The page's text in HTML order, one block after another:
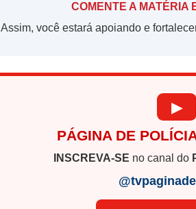
COMENTE A MATÉRIA
Assim, você estará apoiando e
▶
PÁGINA DE
INSCREVA-SE no canal do